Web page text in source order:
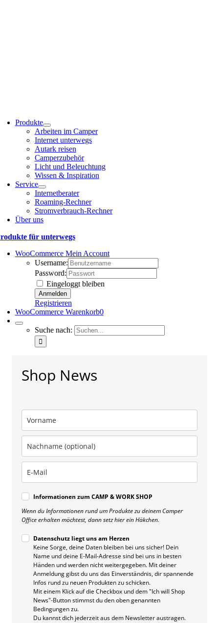
Produkte
Arbeiten im Camper
Internet unterwegs
Autark reisen
Camperzubehör
Licht und Beleuchtung
Wissen & Inspiration
Service
Internetberater
Roaming-Rechner
Stromverbrauch-Rechner
Über uns
für unterwegs
WooCommerce Mein Account
Username:
Password:
Eingeloggt bleiben
Registrieren
WooCommerce Warenkorb0
Suche nach:
Shop News
Informationen zum CAMP & WORK SHOP
Wenn du Informationen rund um Produkte zu deinem Camper
Office erhalten möchtest, dann setz hier ein Häkchen.
Datenschutz liegt uns am Herzen
Keine Sorge, deine Daten bleiben bei uns sicher! Dein
Name und deine E-Mail-Adresse sind bei uns in besten
Händen und werden nicht weitergegeben. Mit deiner
Anmeldung gibst du uns das Einverständnis, dir spannende
Infos rund zu neuen Produkten zu schicken.
Mit einem Klick auf die Checkbox und dem "Ich will Shop
News"-Button stimmst du den oben genannten
Bedingungen zu.
Du kannst dich jederzeit aus dem Newsletter austragen.